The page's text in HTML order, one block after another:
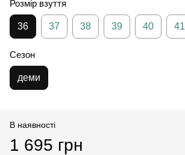
Розмір взуття
36 37 38 39 40 41
Сезон
деми
В наявності
1 695 грн